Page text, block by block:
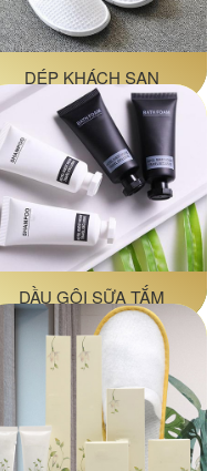
DÉP KHÁCH SẠN
DẦU GỘI SỮA TẮM